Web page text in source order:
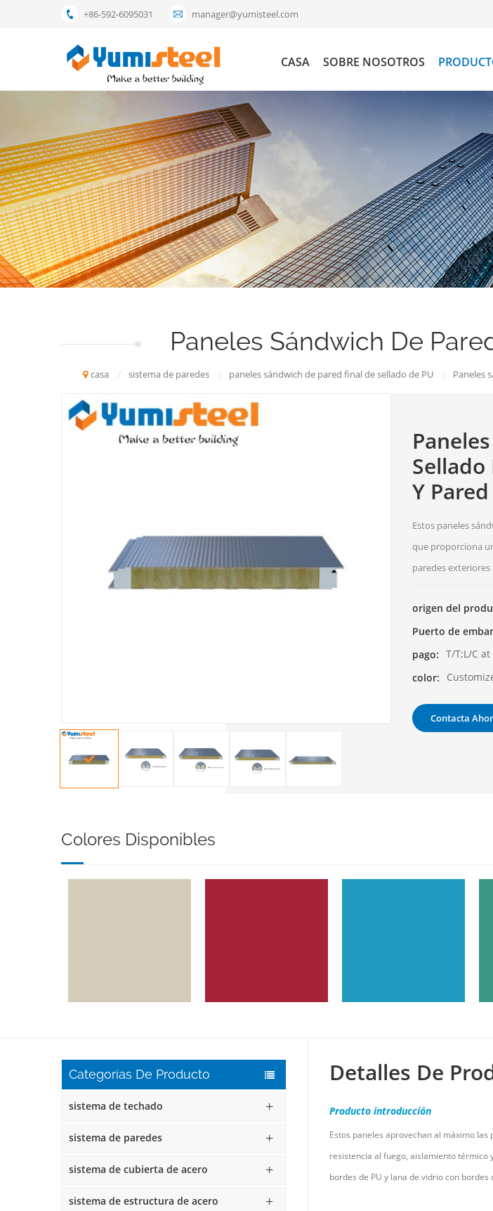
+86-592-6095031 manager@yumisteel.com
CASA SOBRE NOSOTROS
Paneles Sándwich De
casa / sistema de paredes / paneles sándwich de pared final de sellado de PU / Paneles
Sellado
Y
Estos paneles
que proporciona
paredes
origen del
Puerto de
pago: T/T;L/C
color:
Contacta
Colores Disponibles
Categorías De Producto
sistema de techado
sistema de paredes
sistema de cubierta de acero
sistema de estructura de acero
Detalles De
Producto introducción
Estos paneles aprovechan al máximo
resistencia al fuego, aislamiento térmico
bordes de PU y lana de vidrio con bordes